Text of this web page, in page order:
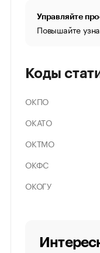
Управляйте
Повышайте
Коды
ОКПО
ОКАТО
ОКТМО
ОКФС
ОКОГУ